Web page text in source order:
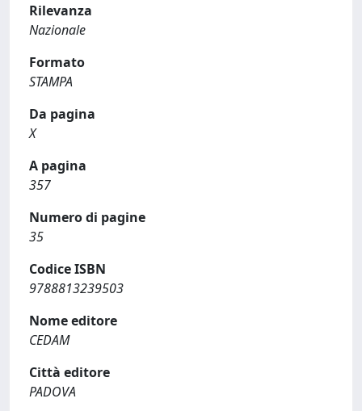
Rilevanza
Nazionale
Formato
STAMPA
Da pagina
X
A pagina
357
Numero di pagine
35
Codice ISBN
9788813239503
Nome editore
CEDAM
Città editore
PADOVA